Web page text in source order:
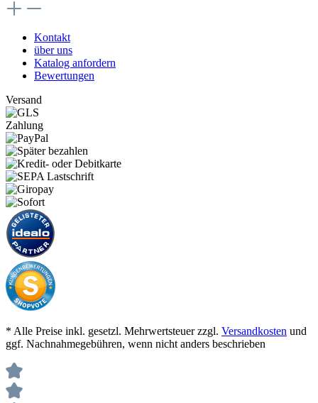
Kontakt
über uns
Katalog anfordern
Bewertungen
Versand
Zahlung
* Alle Preise inkl. gesetzl. Mehrwertsteuer zzgl. Versandkosten und
ggf. Nachnahmegebühren, wenn nicht anders beschrieben